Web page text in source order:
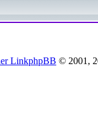
phpBB © 2001,